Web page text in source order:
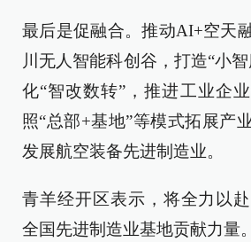
最后是促融合。推动AI+空天
川无人智能科创谷，打造“小
化“智改数转”，推进工业企
照“总部+基地”等模式拓展产
发展航空装备先进制造业。
青羊经开区表示，将全力以
全国先进制造业基地贡献力量。